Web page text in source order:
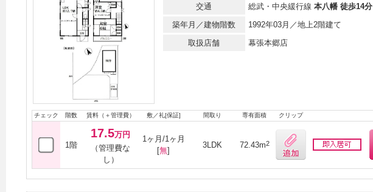
交通
総武・中央緩行線 本八幡 徒歩14分
築年月／建物階数
1992年03月／地上2階建て
取扱店舗
幕張本郷店
チェック 階数 賃料（＋管理費） 敷／礼[保証] 間取り 専有面積 クリップ
1階
17.5万円
（管理費な
し）
1ヶ月/1ヶ月
[無]
3LDK 72.43m2